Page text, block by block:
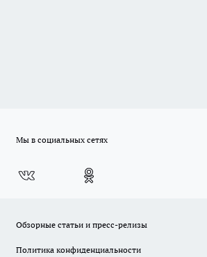
Мы в социальных сетях
Обзорные статьи и пресс-релизы
Политика конфиденциальности